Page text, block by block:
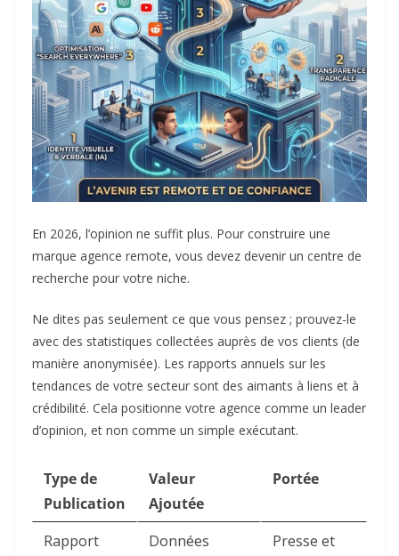
En 2026, l’opinion ne suffit plus. Pour construire une
marque agence remote, vous devez devenir un centre de
recherche pour votre niche.
Ne dites pas seulement ce que vous pensez ; prouvez-le
avec des statistiques collectées auprès de vos clients (de
manière anonymisée). Les rapports annuels sur les
tendances de votre secteur sont des aimants à liens et à
crédibilité. Cela positionne votre agence comme un leader
d’opinion, et non comme un simple exécutant.
Type de
Publication
Valeur
Ajoutée
Portée
Rapport
Données
Presse et